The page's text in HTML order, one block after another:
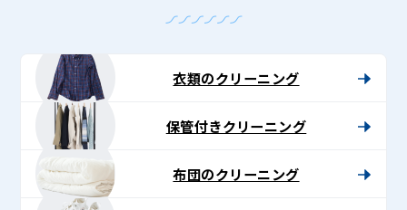
Lenet〈リ
ト〉
衣類のクリーニング
保管付きクリーニング
布団のクリーニング